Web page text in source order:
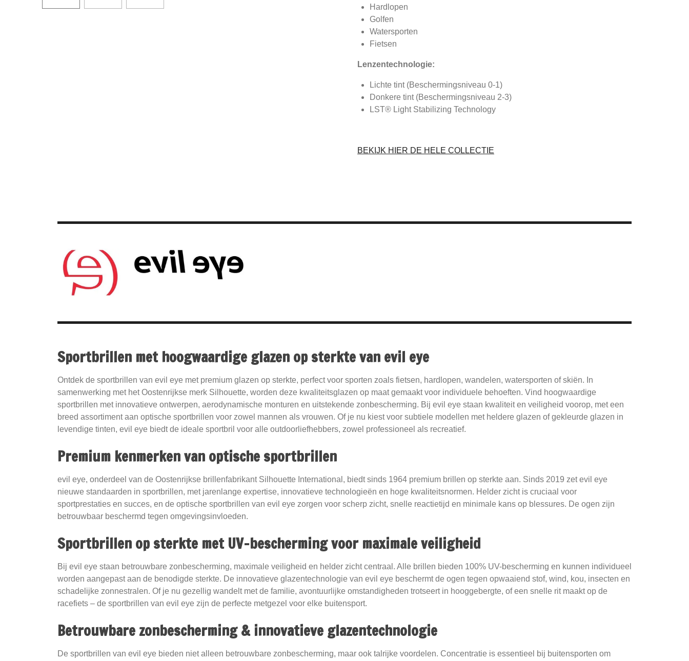
Hardlopen
Golfen
Watersporten
Fietsen
Lenzentechnologie:
Lichte tint (Beschermingsniveau 0-1)
Donkere tint (Beschermingsniveau 2-3)
LST® Light Stabilizing Technology
BEKIJK HIER DE HELE COLLECTIE
Sportbrillen met hoogwaardige glazen op sterkte van evil eye
Ontdek de sportbrillen van evil eye met premium glazen op sterkte, perfect voor sporten zoals fietsen, hardlopen, wandelen, watersporten of skiën. In
samenwerking met het Oostenrijkse merk Silhouette, worden deze kwaliteitsglazen op maat gemaakt voor individuele behoeften. Vind hoogwaardige
sportbrillen met innovatieve ontwerpen, aerodynamische monturen en uitstekende zonbescherming. Bij evil eye staan kwaliteit en veiligheid voorop, met een
breed assortiment aan optische sportbrillen voor zowel mannen als vrouwen. Of je nu kiest voor subtiele modellen met heldere glazen of gekleurde glazen in
levendige tinten, evil eye biedt de ideale sportbril voor alle outdoorliefhebbers, zowel professioneel als recreatief.
Premium kenmerken van optische sportbrillen
evil eye, onderdeel van de Oostenrijkse brillenfabrikant Silhouette International, biedt sinds 1964 premium brillen op sterkte aan. Sinds 2019 zet evil eye
nieuwe standaarden in sportbrillen, met jarenlange expertise, innovatieve technologieën en hoge kwaliteitsnormen. Helder zicht is cruciaal voor
sportprestaties en succes, en de optische sportbrillen van evil eye zorgen voor scherp zicht, snelle reactietijd en minimale kans op blessures. De ogen zijn
betrouwbaar beschermd tegen omgevingsinvloeden.
Sportbrillen op sterkte met UV-bescherming voor maximale veiligheid
Bij evil eye staan betrouwbare zonbescherming, maximale veiligheid en helder zicht centraal. Alle brillen bieden 100% UV-bescherming en kunnen individueel
worden aangepast aan de benodigde sterkte. De innovatieve glazentechnologie van evil eye beschermt de ogen tegen opwaaiend stof, wind, kou, insecten en
schadelijke zonnestralen. Of je nu gezellig wandelt met de familie, avontuurlijke omstandigheden trotseert in hooggebergte, of een snelle rit maakt op de
racefiets – de sportbrillen van evil eye zijn de perfecte metgezel voor elke buitensport.
Betrouwbare zonbescherming & innovatieve glazentechnologie
De sportbrillen van evil eye bieden niet alleen betrouwbare zonbescherming, maar ook talrijke voordelen. Concentratie is essentieel bij buitensporten om